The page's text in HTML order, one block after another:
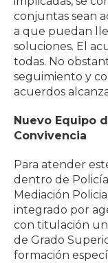
conjuntas sean
a que puedan
soluciones. El
todas. No
seguimiento y
acuerdos
Nuevo Equipo
Convivencia
Para atender
dentro de
Mediación
integrado por
con titulación
de Grado
formación